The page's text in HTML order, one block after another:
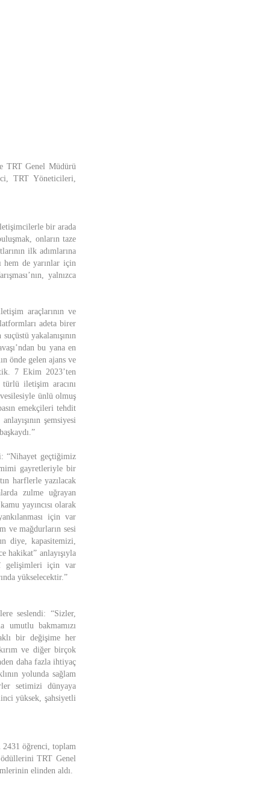
TRT Genel Müdürü
TRT Yöneticileri,
bir arada
onların taze
ilk adımlarına
hem de yarınlar için
yalnızca
araçlarının ve
adeta birer
yakalanışının
bu yana en
önde gelen ajans ve
7 Ekim 2023’ten
iletişim aracını
ünlü olmuş
emekçileri tehdit
şemsiyesi
“Nihayet geçtiğimiz
gayretleriyle bir
harflerle yazılacak
zulme uğrayan
yayıncısı olarak
için var
ve mağdurların sesi
diye, kapasitemizi,
hakikat” anlayışıyla
gelişimleri için var
yükselecektir.”
seslendi: “Sizler,
umutlu bakmamızı
bir değişime her
ve diğer birçok
daha fazla ihtiyaç
yolunda sağlam
setimizi dünyaya
yüksek, şahsiyetli
2431 öğrenci, toplam
TRT Genel
elinden aldı.